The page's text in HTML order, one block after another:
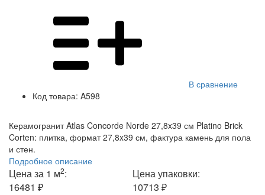
В сравнение
Код товара: A598
Керамогранит Atlas Concorde Norde 27,8x39 см Platino Brick
Corten: плитка, формат 27,8x39 см, фактура камень для пола
и стен.
Подробное описание
Цена за 1 м2:
16481 ₽
Цена упаковки:
10713 ₽